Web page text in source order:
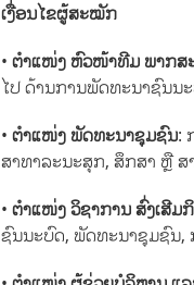
ເງື່ອນໄຂຜູ້ສະໝັກ
• ຕຳແໜ່ງ ຫົວໜ້າທີມ ພາກສ
ໄປ ດ້ານການພັດທະນາຊົນນ
• ຕຳແໜ່ງ ພັດທະນາຊຸມຊົນ:
ສາທາລະນະສຸກ, ສຶກສາ ຫຼື ສ
• ຕຳແໜ່ງ ວິຊາການ ສົ່ງເສີມ
ຊົນນະບົດ, ພັດທະນາຊຸມຊົນ,